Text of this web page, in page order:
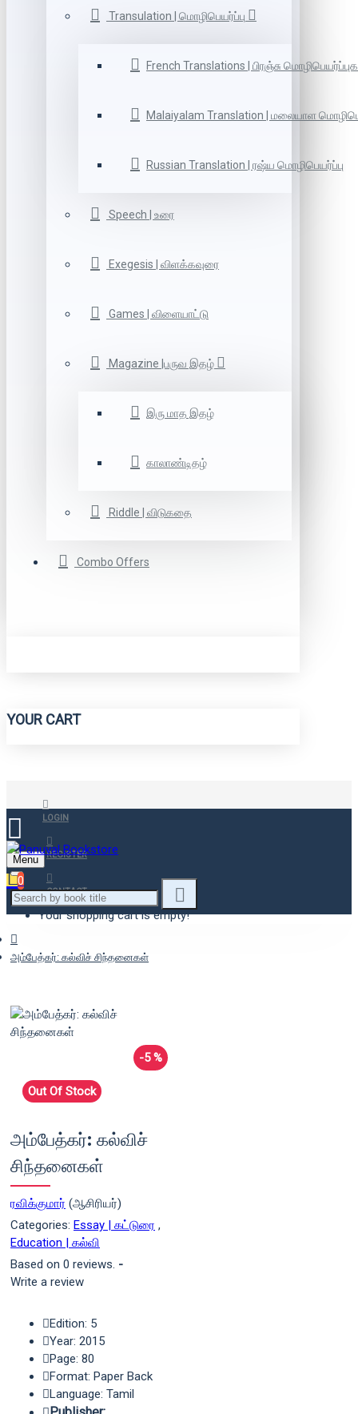
Transulation | மொழிபெயர்ப்பு
French Translations | பிரஞ்சு
Malaiyalam Translation | மலையாள
Russian Translation | ரஷ்ய மொழிபெயர்ப்பு
Speech | உரை
Exegesis | விளக்கவுரை
Games | விளையாட்டு
Magazine |பருவ இதழ்
இரு மாத இதழ்
காலாண்டிதழ்
Riddle | விடுகதை
Combo Offers
YOUR CART
LOGIN
REGISTER
CONTACT
Menu
0
Your shopping cart is empty!
அம்பேத்கர்: கல்விச் சிந்தனைகள்
-5 %
Out Of Stock
அம்பேத்கர்: கல்விச்
சிந்தனைகள்
ரவிக்குமார் (ஆசிரியர்)
Categories: Essay | கட்டுரை ,
Education | கல்வி
Based on 0 reviews. -
Write a review
Edition: 5
Year: 2015
Page: 80
Format: Paper Back
Language: Tamil